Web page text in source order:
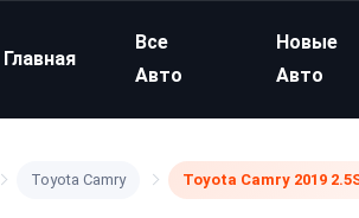
Главная
Все
Авто
Новые
Авто
Toyota Camry Toyota Camry 2019